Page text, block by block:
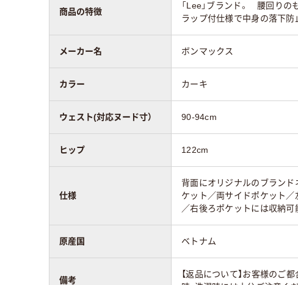
商品の特徴
「Lee」ブランド。 腰回りの
ラップ付仕様で中身の落下防
メーカー名 ボンマックス
カラー カーキ
ウェスト(対応ヌード寸） 90-94cm
ヒップ 122cm
仕様
背面にオリジナルのブラン
ケット／両サイドポケット
／右後ろポケットには収納可
原産国 ベトナム
備考
【返品について】お客様のご